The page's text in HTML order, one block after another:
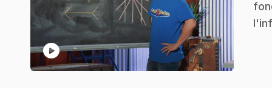
play_circle